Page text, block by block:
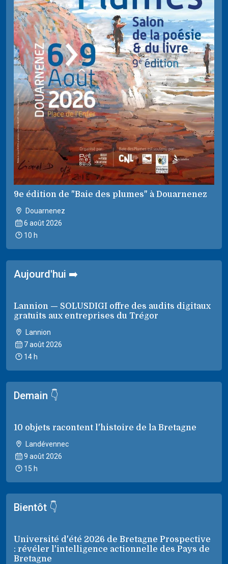
9e édition de "Baie des plumes" à Douarnenez
Douarnenez
6 août 2026
10 h
Aujourd'hui ➡️
Lannion — SOLUSDIGI offre des audits digitaux
gratuits aux entreprises du Trégor
Lannion
7 août 2026
14 h
Demain 👇
10 objets racontent l'histoire de la Bretagne
Landévennec
9 août 2026
15 h
Bientôt 👇
Université d'été 2026 de Bretagne Prospective
: révéler l'intelligence actionnelle des Pays de
Bretagne